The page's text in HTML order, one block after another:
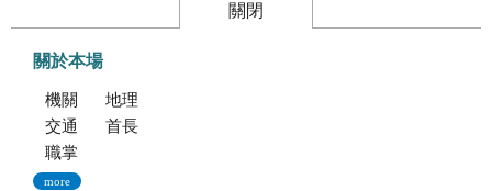
關閉
關於本場
機關簡介
地理位置及農業環境
交通指南
首長專區
職掌與組織編制
more